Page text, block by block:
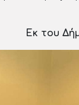
Εκ του